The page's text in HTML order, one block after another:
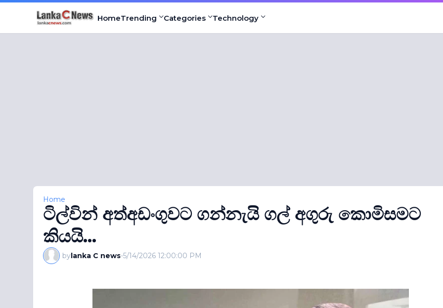
HomeTrending Categories Technology
Home
ටිල්වින් අත්අඩංගුවට ගන්නැයි ගල් අගුරු කොමිසමට
කියයි...
bylanka C news-5/14/2026 12:00:00 PM